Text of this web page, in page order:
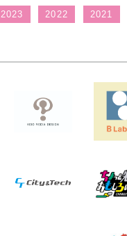
2023 2022 2021